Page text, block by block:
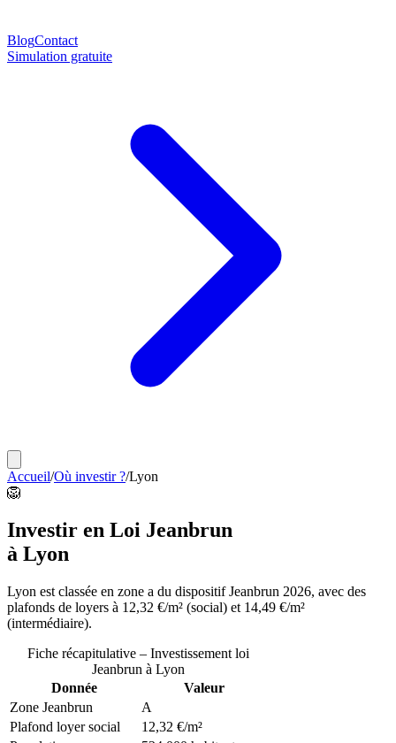
BlogContact
Simulation gratuite
Accueil/Où investir ?/Lyon
🦁
Investir en Loi Jeanbrun
à Lyon
Lyon est classée en zone a du dispositif Jeanbrun 2026, avec des
plafonds de loyers à 12,32 €/m² (social) et 14,49 €/m²
(intermédiaire).
Fiche récapitulative – Investissement loi
Jeanbrun à Lyon
Donnée
Valeur
Zone Jeanbrun
A
Plafond loyer social
12,32 €/m²